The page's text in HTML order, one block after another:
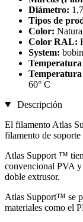
Diámetro:
Tipos de
Color:
Color RAL:
System:
Temperatura
60° C
Descripción
El filamento Atlas
filamento de
Atlas Support ™
convencional PVA y
doble extrusor.
Atlas Support™ se
materiales como el